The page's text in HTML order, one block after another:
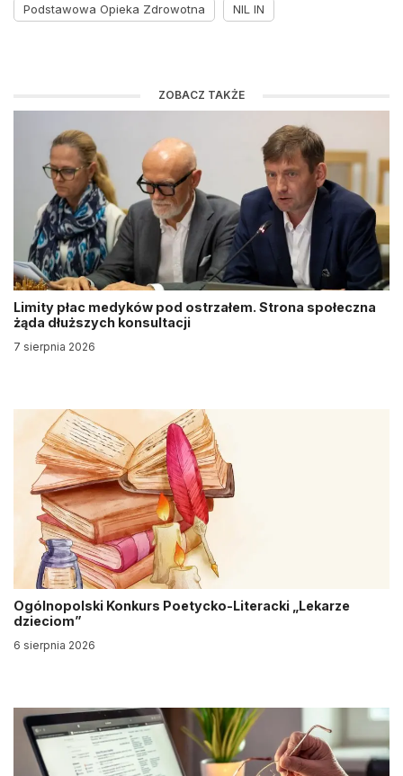
Podstawowa Opieka Zdrowotna
NIL IN
ZOBACZ TAKŻE
Limity płac medyków pod ostrzałem. Strona społeczna
żąda dłuższych konsultacji
7 sierpnia 2026
Ogólnopolski Konkurs Poetycko-Literacki „Lekarze
dzieciom”
6 sierpnia 2026